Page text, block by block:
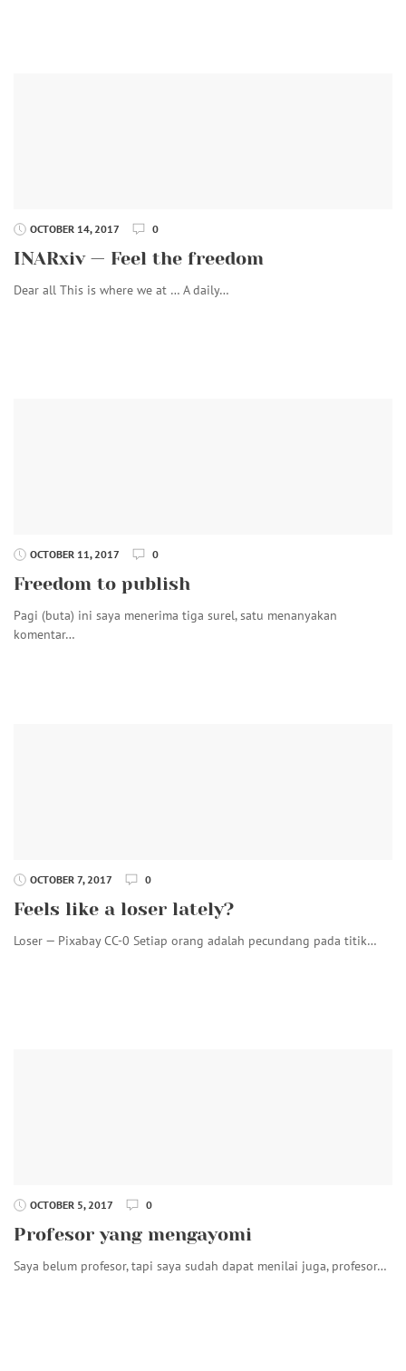
OCTOBER 14, 2017 0
INARxiv — Feel the freedom
Dear all This is where we at … A daily…
OCTOBER 11, 2017 0
Freedom to publish
Pagi (buta) ini saya menerima tiga surel, satu menanyakan
komentar…
OCTOBER 7, 2017 0
Feels like a loser lately?
Loser — Pixabay CC-0 Setiap orang adalah pecundang pada titik…
OCTOBER 5, 2017 0
Profesor yang mengayomi
Saya belum profesor, tapi saya sudah dapat menilai juga, profesor…